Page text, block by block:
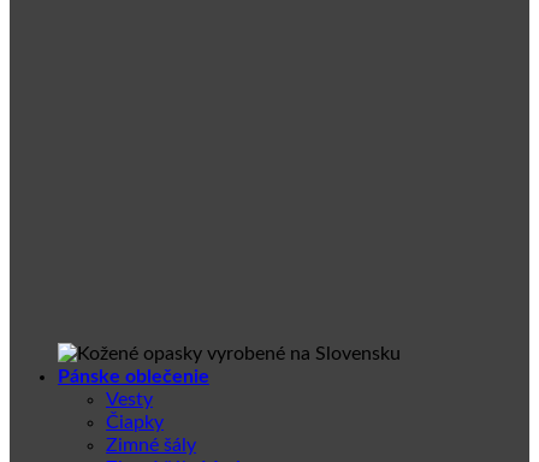
Pánske oblečenie
Vesty
Čiapky
Zimné šály